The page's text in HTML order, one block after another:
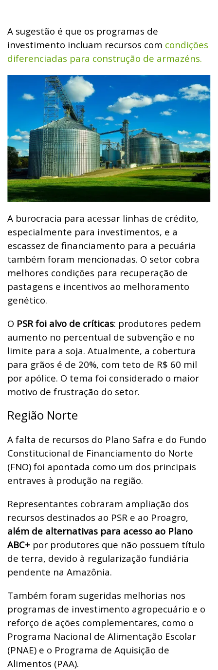
A sugestão é que os programas de
investimento incluam recursos com condições
diferenciadas para construção de armazéns.
A burocracia para acessar linhas de crédito,
especialmente para investimentos, e a
escassez de financiamento para a pecuária
também foram mencionadas. O setor cobra
melhores condições para recuperação de
pastagens e incentivos ao melhoramento
genético.
O PSR foi alvo de críticas: produtores pedem
aumento no percentual de subvenção e no
limite para a soja. Atualmente, a cobertura
para grãos é de 20%, com teto de R$ 60 mil
por apólice. O tema foi considerado o maior
motivo de frustração do setor.
Região Norte
A falta de recursos do Plano Safra e do Fundo
Constitucional de Financiamento do Norte
(FNO) foi apontada como um dos principais
entraves à produção na região.
Representantes cobraram ampliação dos
recursos destinados ao PSR e ao Proagro,
além de alternativas para acesso ao Plano
ABC+ por produtores que não possuem título
de terra, devido à regularização fundiária
pendente na Amazônia.
Também foram sugeridas melhorias nos
programas de investimento agropecuário e o
reforço de ações complementares, como o
Programa Nacional de Alimentação Escolar
(PNAE) e o Programa de Aquisição de
Alimentos (PAA).